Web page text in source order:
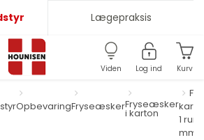
Lægepraksis
Viden Log ind Kurv
OpbevaringFryseæskerFryseæsker
i karton
1
mm)